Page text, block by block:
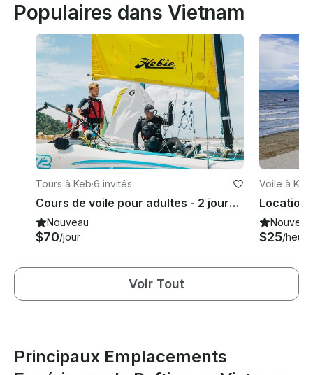
Populaires dans Vietnam
Tours à Keb·6 invités
Cours de voile pour adultes - 2 jours complets
Nouveau
$70/jour
Voile à Keb
Nouveau
$25/heure
Voir Tout
Principaux Emplacements